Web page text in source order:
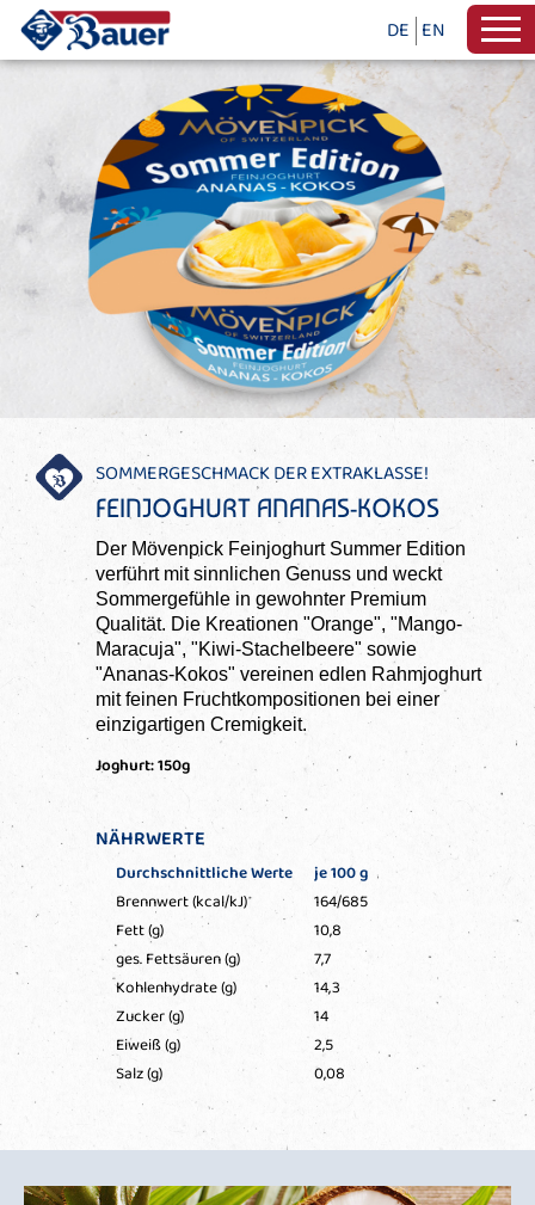
DE EN
SOMMERGESCHMACK DER EXTRAKLASSE!
FEINJOGHURT ANANAS-KOKOS
Der Mövenpick Feinjoghurt Summer Edition
verführt mit sinnlichen Genuss und weckt
Sommergefühle in gewohnter Premium
Qualität. Die Kreationen "Orange", "Mango-
Maracuja", "Kiwi-Stachelbeere" sowie
"Ananas-Kokos" vereinen edlen Rahmjoghurt
mit feinen Fruchtkompositionen bei einer
einzigartigen Cremigkeit.
Joghurt: 150g
NÄHRWERTE
Durchschnittliche Werte
je 100 g
Brennwert (kcal/kJ)
164/685
Fett (g)
10,8
ges. Fettsäuren (g)
7,7
Kohlenhydrate (g)
14,3
Zucker (g)
14
Eiweiß (g)
2,5
Salz (g)
0,08